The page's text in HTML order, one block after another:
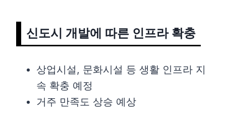
신도시 개발에 따른 인프라 확충
상업시설, 문화시설 등 생활 인프라 지
속 확충 예정
거주 만족도 상승 예상